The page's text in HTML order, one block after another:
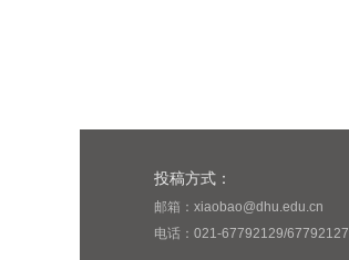
投稿方式：
邮箱：xiaobao@dhu.edu.cn
电话：021-67792129/67792127